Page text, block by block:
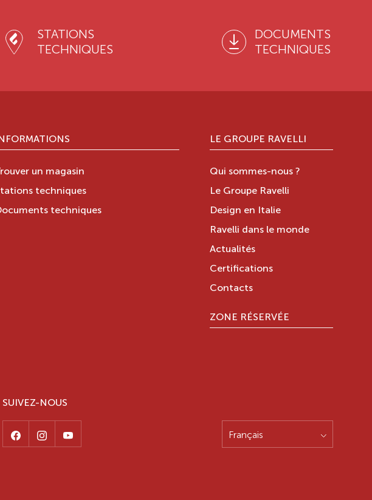
STATIONS
TECHNIQUES
DOCUMENTS
TECHNIQUES
un magasin
techniques
techniques
LE GROUPE RAVELLI
Qui sommes-nous ?
Le Groupe Ravelli
Design en Italie
Ravelli dans le monde
Actualités
Certifications
Contacts
ZONE RÉSERVÉE
SUIVEZ-NOUS
Français